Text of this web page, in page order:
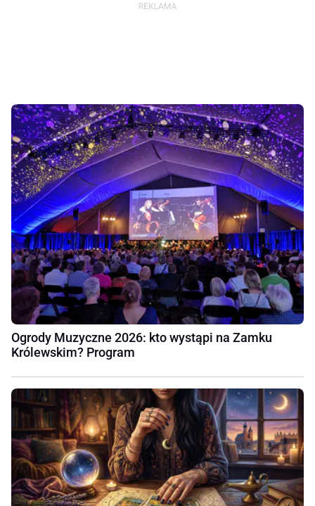
Ogrody Muzyczne 2026: kto wystąpi na Zamku
Królewskim? Program